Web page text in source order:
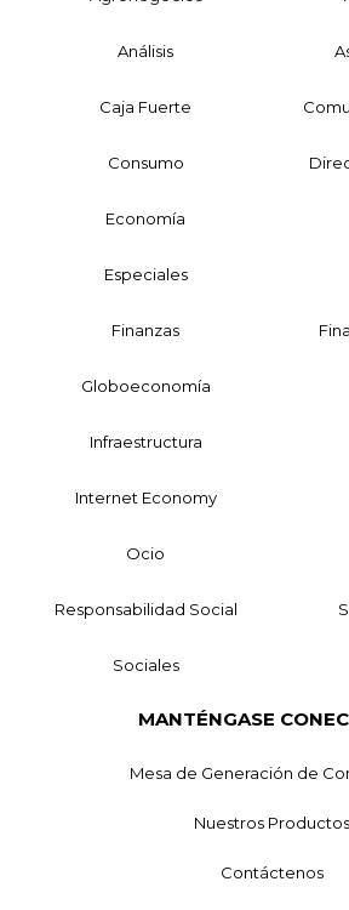
Análisis
Caja Fuerte
Consumo
Economía
Especiales
Finanzas
Globoeconomía
Infraestructura
Internet Economy
Ocio
Responsabilidad Social
Sociales
MANTÉNGASE
Mesa de Generación de
Nuestros Productos
Contáctenos